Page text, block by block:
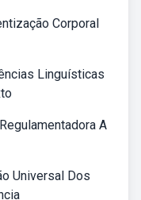
Corporal
Linguísticas
A
Universal Dos